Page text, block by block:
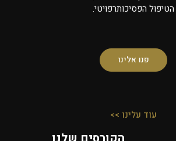
הטיפול הפסיכותרפויטי.
פנו אלינו
עוד עלינו >>